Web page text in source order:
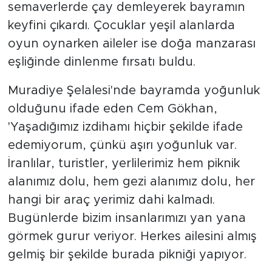
semaverlerde çay demleyerek bayramın
keyfini çıkardı. Çocuklar yeşil alanlarda
oyun oynarken aileler ise doğa manzarası
eşliğinde dinlenme fırsatı buldu.
Muradiye Şelalesi'nde bayramda yoğunluk
olduğunu ifade eden Cem Gökhan,
'Yaşadığımız izdihamı hiçbir şekilde ifade
edemiyorum, çünkü aşırı yoğunluk var.
İranlılar, turistler, yerlilerimiz hem piknik
alanımız dolu, hem gezi alanımız dolu, her
hangi bir araç yerimiz dahi kalmadı.
Bugünlerde bizim insanlarımızı yan yana
görmek gurur veriyor. Herkes ailesini almış
gelmiş bir şekilde burada pikniği yapıyor.